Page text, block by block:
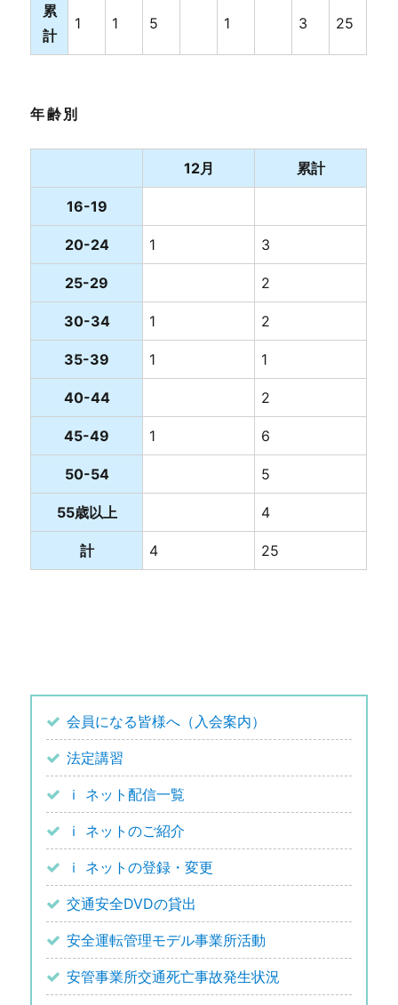
累
計
1 1 5 1 3 25
年齢別
12月 累計
16-19
20-24 1 3
25-29 2
30-34 1 2
35-39 1 1
40-44 2
45-49 1 6
50-54 5
55歳以上 4
計 4 25
会員になる皆様へ（入会案内）
法定講習
ｉ ネット配信一覧
ｉ ネットのご紹介
ｉ ネットの登録・変更
交通安全DVDの貸出
安全運転管理モデル事業所活動
安管事業所交通死亡事故発生状況